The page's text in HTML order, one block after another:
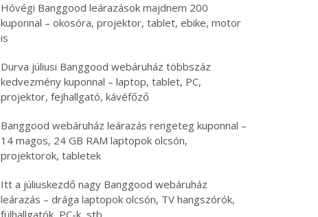
Hóvégi Banggood leárazások majdnem 200
kuponnal – okosóra, projektor, tablet, ebike, motor
is
Durva júliusi Banggood webáruház többszáz
kedvezmény kuponnal – laptop, tablet, PC,
projektor, fejhallgató, kávéfőző
Banggood webáruház leárazás rengeteg kuponnal –
14 magos, 24 GB RAM laptopok olcsón,
projektorok, tabletek
Itt a júliuskezdő nagy Banggood webáruház
leárazás – drága laptopok olcsón, TV hangszórók,
fülhallgatók, PC-k, stb.